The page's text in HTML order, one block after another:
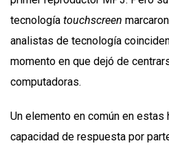
tecnología touchscreen
analistas de tecnología
momento en que dejó de
computadoras.
Un elemento en común en
capacidad de respuesta por